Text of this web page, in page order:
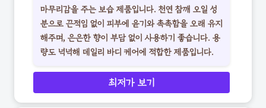
마무리감을 주는 보습 제품입니다. 천연 참깨 오일 성
분으로 끈적임 없이 피부에 윤기와 촉촉함을 오래 유지
해주며, 은은한 향이 부담 없이 사용하기 좋습니다. 용
량도 넉넉해 데일리 바디 케어에 적합한 제품입니다.
최저가 보기